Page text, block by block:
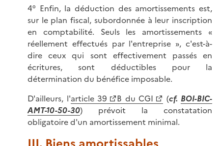
4° Enfin, la déduction des amortissements est,
sur le plan fiscal, subordonnée à leur inscription
en comptabilité. Seuls les amortissements «
réellement effectués par l'entreprise », c'est-à-
dire ceux qui sont effectivement passés en
écritures, sont déductibles pour la
détermination du bénéfice imposable.
D'ailleurs, l'article 39 B du CGI (cf. BOI-BIC-
AMT-10-50-30) prévoit la constatation
obligatoire d'un amortissement minimal.